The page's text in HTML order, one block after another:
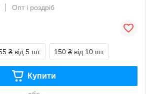
Опт і роздріб
₴ від 5 шт. 150 ₴ від 10 шт.
Купити